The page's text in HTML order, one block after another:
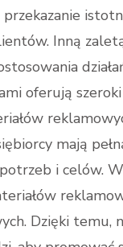
Inną
oferują
mają
i celów.
Dzięki temu,